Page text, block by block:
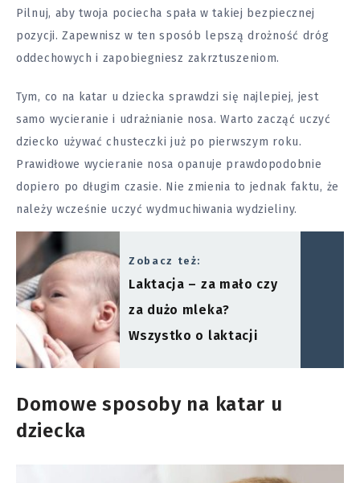
Pilnuj, aby twoja pociecha spała w takiej bezpiecznej
pozycji. Zapewnisz w ten sposób lepszą drożność dróg
oddechowych i zapobiegniesz zakrztuszeniom.
Tym, co na katar u dziecka sprawdzi się najlepiej, jest
samo wycieranie i udrażnianie nosa. Warto zacząć uczyć
dziecko używać chusteczki już po pierwszym roku.
Prawidłowe wycieranie nosa opanuje prawdopodobnie
dopiero po długim czasie. Nie zmienia to jednak faktu, że
należy wcześnie uczyć wydmuchiwania wydzieliny.
Zobacz też:
Laktacja – za mało czy
za dużo mleka?
Wszystko o laktacji
Domowe sposoby na katar u
dziecka